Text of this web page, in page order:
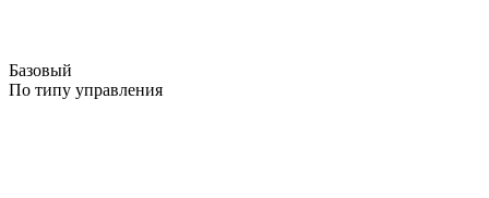
Базовый
По типу управления